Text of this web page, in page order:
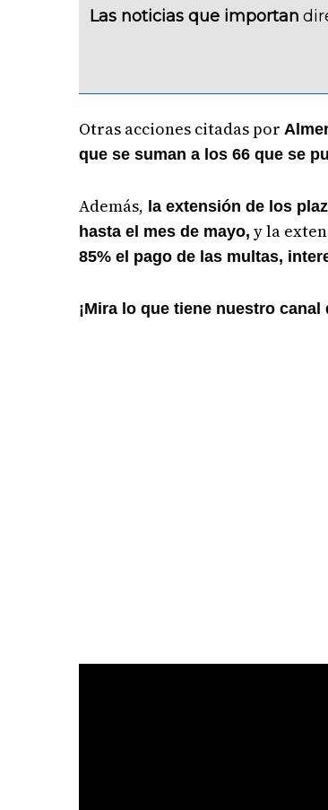
Las noticias que importan
Otras acciones citadas por
que se suman a los 66 que se
Además, la extensión de los
hasta el mes de mayo, y la
85% el pago de las multas,
¡Mira lo que tiene nuestro canal